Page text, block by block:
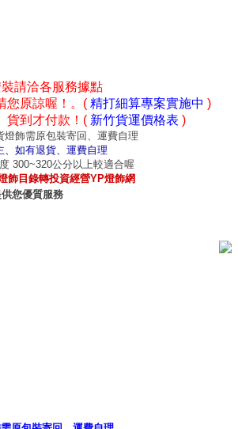
請洽各服務據點
您原諒喔！。( 精打細算專案實施中 )
貨到才付款！( 新竹貨運價格表 )
飾需原包裝寄回、運費自理
、如有退貨、運費自理
300~320公分以上較適合喔
飾目錄轉投資經營YP燈飾網
您優質服務